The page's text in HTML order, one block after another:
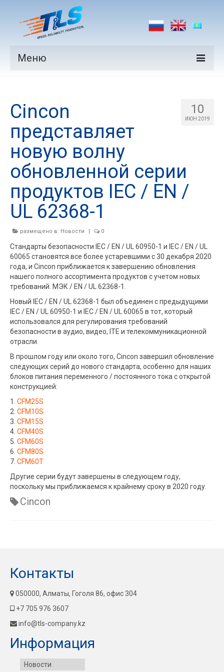
Меню
Производители
Рынки
Новости
Контакты
10
ИЮН 2019
Cincon
представляет
новую волну
обновленной серии
продуктов IEC / EN /
UL 62368-1
размещено в: Новости | 0
Стандарты безопасности IEC / EN / UL 60950-1 и IEC / EN / UL
60065 становятся все более устаревшими с 30 декабря 2020
года, и Cincon приближается к завершению обновления
нашего полного ассортимента продуктов с учетом новых
требований. МЭК / EN / UL 62368-1.
Новый IEC / EN / UL 62368-1 был объединен с предыдущими
IEC / EN / UL 60950-1 и IEC / EN / UL 60065 в тот, который
использовался для регулирования требований
безопасности в аудио, видео, ITE и телекоммуникационной
отрасли.
В прошлом году или около того, Cincon завершил обновление
следующих серий до нового стандарта, особенно для наших
блоков питания переменного / постоянного тока с открытой
конструкцией:
1. CFM25S
2. CFM10S
3. CFM15S
4. CFM40S
5. CFM60S
6. CFM80S
7. CFM60T
Другие серии будут завершены в следующем году,
поскольку мы приближаемся к крайнему сроку в 2020 году.
Cincon
Контакты
050000, Алматы, Гоголя 86, офис 304
+7 705 976 3607
info@tls-company.kz
Информация
Новости